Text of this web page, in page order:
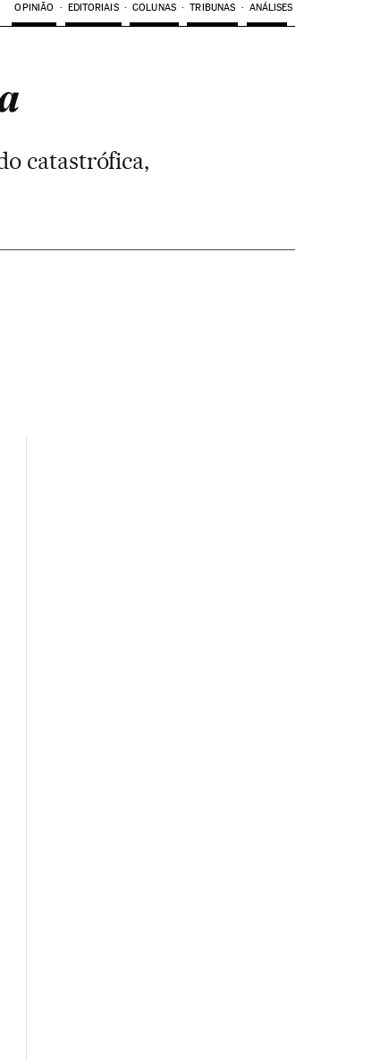
OPINIÃO EDITORIAIS COLUNAS TRIBUNAS ANÁLISES
catastrófica,